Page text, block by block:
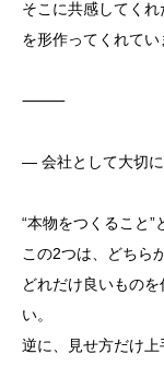
そこに共感してく
を形作ってくれてい
⸻
― 会社として大切
“本物をつくること”
この2つは、どちら
どれだけ良いもの
い。
逆に、見せ方だけ